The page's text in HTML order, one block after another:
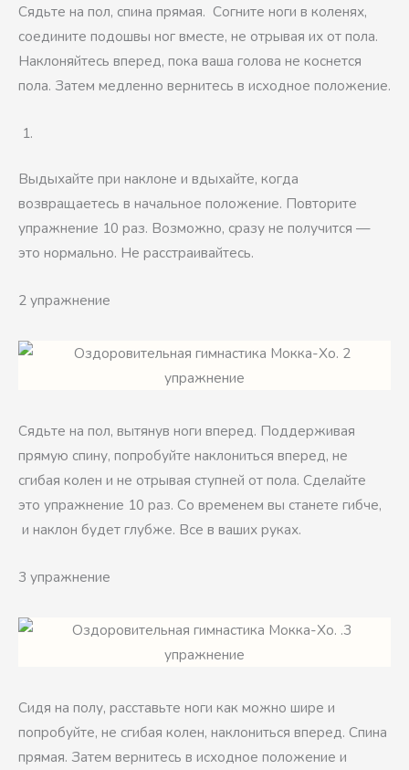
Сядьте на пол, спина прямая. Согните ноги в коленях,
соедините подошвы ног вместе, не отрывая их от пола.
Наклоняйтесь вперед, пока ваша голова не коснется
пола. Затем медленно вернитесь в исходное положение.
Выдыхайте при наклоне и вдыхайте, когда
возвращаетесь в начальное положение. Повторите
упражнение 10 раз. Возможно, сразу не получится —
это нормально. Не расстраивайтесь.
2 упражнение
Сядьте на пол, вытянув ноги вперед. Поддерживая
прямую спину, попробуйте наклониться вперед, не
сгибая колен и не отрывая ступней от пола. Сделайте
это упражнение 10 раз. Со временем вы станете гибче,
и наклон будет глубже. Все в ваших руках.
3 упражнение
Сидя на полу, расставьте ноги как можно шире и
попробуйте, не сгибая колен, наклониться вперед. Спина
прямая. Затем вернитесь в исходное положение и